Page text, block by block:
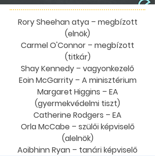
Rory Sheehan atya – megbízott
(elnök)
Carmel O'Connor – megbízott
(titkár)
Shay Kennedy – vagyonkezelő
Eoin McGarrity – A minisztérium
Margaret Higgins – EA
(gyermekvédelmi tiszt)
Catherine Rodgers – EA
Orla McCabe – szülői képviselő
(alelnök)
Aoibhinn Ryan – tanári képviselő